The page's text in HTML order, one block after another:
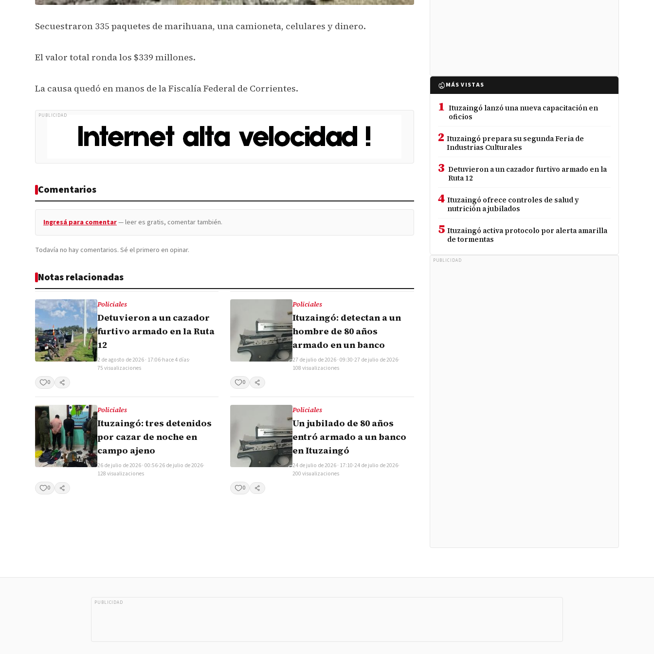
Secuestraron 335 paquetes de marihuana, una camioneta, celulares y dinero.
El valor total ronda los $339 millones.
La causa quedó en manos de la Fiscalía Federal de Corrientes.
PUBLICIDAD
Comentarios
Ingresá para comentar— leer es gratis, comentar también.
Todavía no hay comentarios. Sé el primero en opinar.
Notas relacionadas
Policiales
Detuvieron a un cazador
furtivo armado en la Ruta
12
2 de agosto de 2026 · 17:06·hace 4 días·
75 visualizaciones
0
Compartir
Policiales
Ituzaingó: detectan a un
hombre de 80 años
armado en un banco
27 de julio de 2026 · 09:30·27 de julio de 2026·
108 visualizaciones
0
Compartir
Policiales
Ituzaingó: tres detenidos
por cazar de noche en
campo ajeno
26 de julio de 2026 · 00:56·26 de julio de 2026·
128 visualizaciones
0
Compartir
Policiales
Un jubilado de 80 años
entró armado a un banco
en Ituzaingó
24 de julio de 2026 · 17:10·24 de julio de 2026·
200 visualizaciones
0
Compartir
MÁS VISTAS
1 Ituzaingó lanzó una nueva capacitación en
oficios
2 Ituzaingó prepara su segunda Feria de
Industrias Culturales
3 Detuvieron a un cazador furtivo armado en la
Ruta 12
4 Ituzaingó ofrece controles de salud y
nutrición a jubilados
5 Ituzaingó activa protocolo por alerta amarilla
de tormentas
PUBLICIDAD
PUBLICIDAD